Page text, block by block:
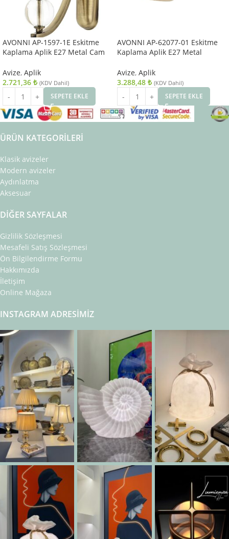
AVONNI AP-1597-1E Eskitme
Kaplama Aplik E27 Metal Cam
Avize, Aplik
2.721,36 ₺ (KDV Dahil)
SEPETE EKLE
AVONNI AP-62077-01 Eskitme
Kaplama Aplik E27 Metal
Avize, Aplik
3.288,48 ₺ (KDV Dahil)
SEPETE EKLE
ÜRÜN KATEGORILERI
Klasik avizeler
Modern avizeler
Aydınlatma
Aksesuar
DIĞER SAYFALAR
Gizlilik Sözleşmesi
Mesafeli Satış Sözleşmesi
Ön Bilgilendirme Formu
Hakkımızda
İletişim
Online Mağaza
INSTAGRAM ADRESIMIZ